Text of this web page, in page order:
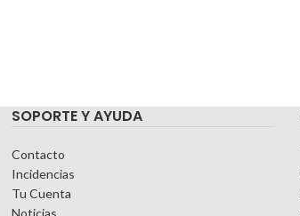
SOPORTE Y AYUDA
Contacto
Incidencias
Tu Cuenta
Noticias